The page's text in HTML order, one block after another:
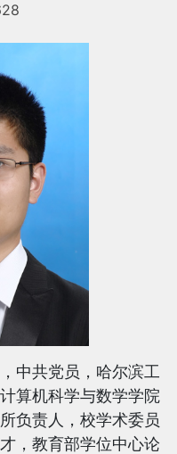
中共党员，哈尔滨工
算机科学与数学学院
负责人，校学术委员
，教育部学位中心论